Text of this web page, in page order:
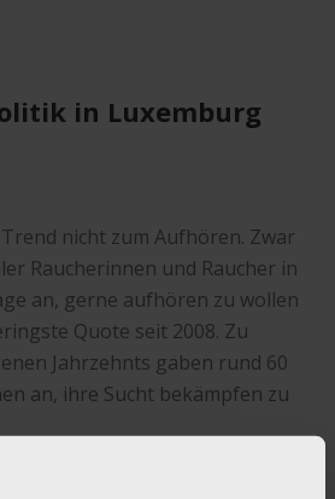
in Luxemburg
nicht zum Aufhören. Zwar
Raucherinnen und Raucher in
an, gerne aufhören zu wollen
Quote seit 2008. Zu
Jahrzehnts gaben rund 60
an, ihre Sucht bekämpfen zu
Umfrage zum